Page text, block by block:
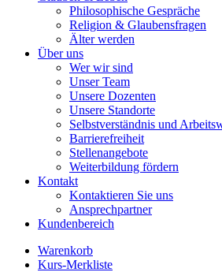
Philosophische Gespräche
Religion & Glaubensfragen
Älter werden
Über uns
Wer wir sind
Unser Team
Unsere Dozenten
Unsere Standorte
Selbstverständnis und
Barrierefreiheit
Stellenangebote
Weiterbildung fördern
Kontakt
Kontaktieren Sie uns
Ansprechpartner
Kundenbereich
Warenkorb
Kurs-Merkliste